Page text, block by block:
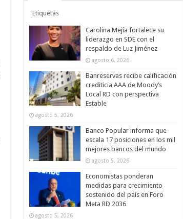
Etiquetas
Carolina Mejía fortalece su
liderazgo en SDE con el
respaldo de Luz Jiménez
agosto 6, 2026
Banreservas recibe calificación
crediticia AAA de Moody’s
Local RD con perspectiva
Estable
agosto 5, 2026
Banco Popular informa que
escala 17 posiciones en los mil
mejores bancos del mundo
agosto 5, 2026
Economistas ponderan
medidas para crecimiento
sostenido del país en Foro
Meta RD 2036
agosto 5, 2026